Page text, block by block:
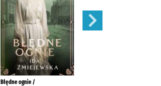
Błędne ognie /